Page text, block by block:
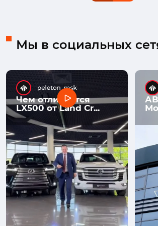
Мы в социальных
Чем отличается
LX500 от Land Cr...